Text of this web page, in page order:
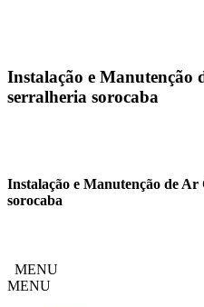
Instalação e Manutenção
serralheria sorocaba
Instalação e Manutenção de
sorocaba
MENU
MENU